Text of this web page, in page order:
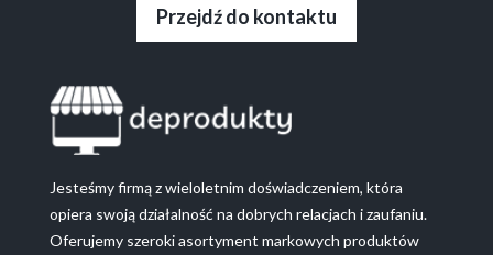
Przejdź do kontaktu
Jesteśmy firmą z wieloletnim doświadczeniem, która
opiera swoją działalność na dobrych relacjach i zaufaniu.
Oferujemy szeroki asortyment markowych produktów